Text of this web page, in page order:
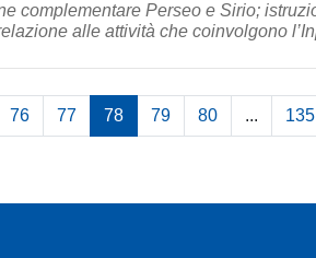
complementare Perseo e Sirio;
alle attività che coinvolgono
76 77 78 79 80 ... 135